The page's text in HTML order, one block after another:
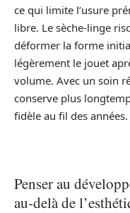
ce qui limite l’usure
libre. Le sèche-linge
déformer la forme
légèrement le jouet
volume. Avec un soin
conserve plus
fidèle au fil des années.
Penser au
au-delà de